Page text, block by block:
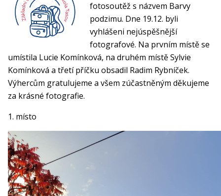
fotosoutěž s názvem Barvy
podzimu. Dne 19.12. byli
vyhlášeni nejúspěšnější
fotografové. Na prvním místě se
umístila Lucie Komínková, na druhém místě Sylvie
Komínková a třetí příčku obsadil Radim Rybníček.
Výhercům gratulujeme a všem zúčastněným děkujeme
za krásné fotografie.
1. místo